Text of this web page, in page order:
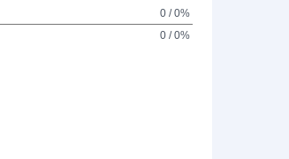
0 / 0%
0 / 0%